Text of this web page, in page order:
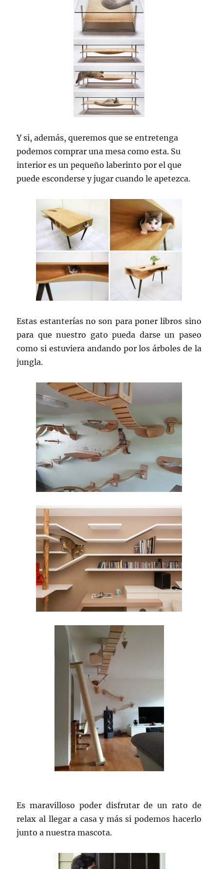
Y si, además, queremos que se entretenga
podemos comprar una mesa como esta. Su
interior es un pequeño laberinto por el que
puede esconderse y jugar cuando le apetezca.
Estas estanterías no son para poner libros sino
para que nuestro gato pueda darse un paseo
como si estuviera andando por los árboles de la
jungla.
Es maravilloso poder disfrutar de un rato de
relax al llegar a casa y más si podemos hacerlo
junto a nuestra mascota.